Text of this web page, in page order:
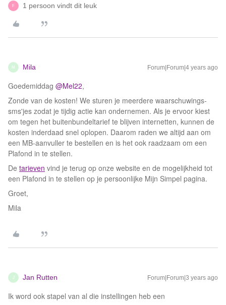
F 1 persoon vindt dit leuk
M Mila Forum|Forum|4 years ago
Goedemiddag @Mel22,
Zonde van de kosten! We sturen je meerdere waarschuwings-
sms'jes zodat je tijdig actie kan ondernemen. Als je ervoor kiest
om tegen het buitenbundeltarief te blijven internetten, kunnen de
kosten inderdaad snel oplopen. Daarom raden we altijd aan om
een MB-aanvuller te bestellen en is het ook raadzaam om een
Plafond in te stellen.
De tarieven vind je terug op onze website en de mogelijkheid tot
een Plafond in te stellen op je persoonlijke Mijn Simpel pagina.
Groet,
Mila
J Jan Rutten Forum|Forum|3 years ago
Ik word ook stapel van al die instellingen heb een